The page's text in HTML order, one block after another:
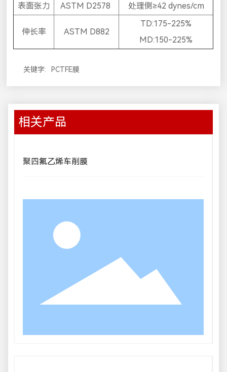
表面张力
ASTM D2578 处理侧≥42 dynes/cm
伸长率 ASTM D882
TD:175-225%
MD:150-225%
关键字: PCTFE膜
相关产品
聚四氟乙烯车削膜